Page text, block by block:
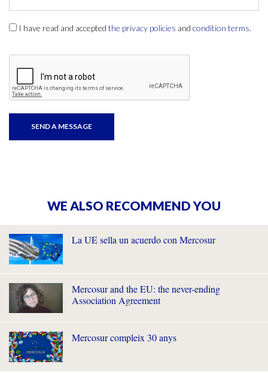
I have read and accepted the privacy policies and condition terms.
WE ALSO RECOMMEND YOU
La UE sella un acuerdo con Mercosur
Mercosur and the EU: the never-ending
Association Agreement
Mercosur compleix 30 anys